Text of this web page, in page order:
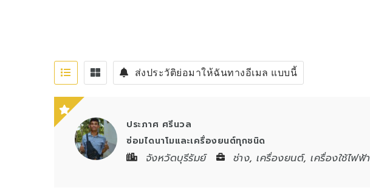
ส่งประวัติย่อมาให้ฉันทางอีเมล แบบนี้
ประภาศ ศรีนวล
ซ่อมไดนาโมและเครื่องยนต์ทุกชนิด
จังหวัดบุรีรัมย์ ช่าง,เครื่องยนต์,เครื่องใช้ไฟฟ้า